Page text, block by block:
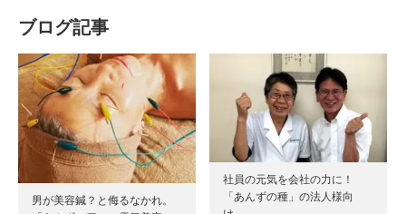
ブログ記事
男が美容鍼？と侮るなかれ。
社員の元気を会社の力に！
「あんずの種」の法人様向